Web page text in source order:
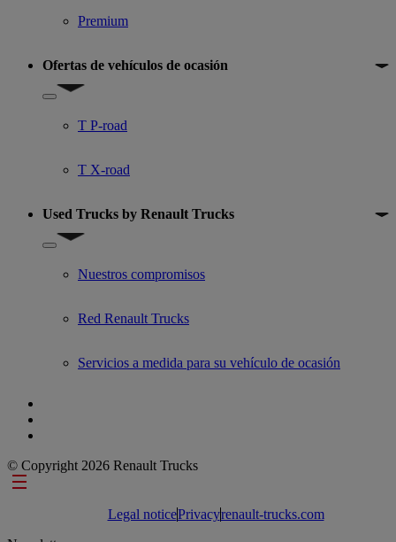
Premium
Ofertas de vehículos de ocasión
Show submenu for Ofertas de vehículos de ocasión
T P-road
T X-road
Used Trucks by Renault Trucks
Show submenu for Used Trucks by Renault Trucks
Nuestros compromisos
Red Renault Trucks
Servicios a medida para su vehículo de ocasión
© Copyright 2026 Renault Trucks
Footer links
Legal noticePrivacyrenault-trucks.com